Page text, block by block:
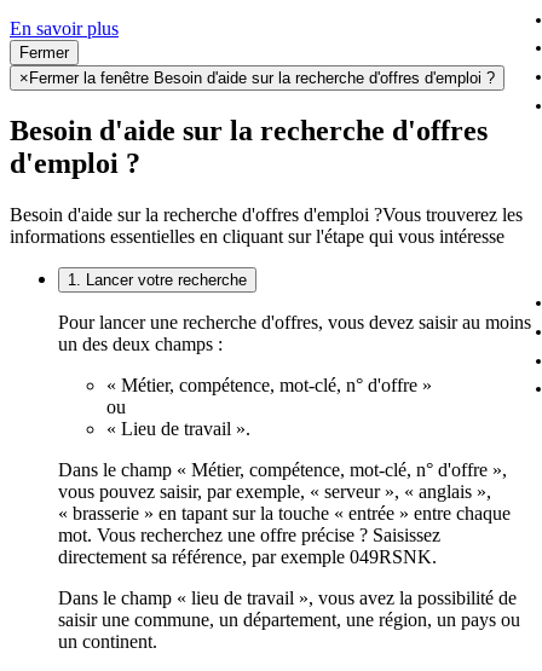
En savoir plus
Fermer
× Fermer la fenêtre Besoin d'aide sur la recherche d'offres d'emploi ?
Besoin d'aide sur la recherche d'offres
d'emploi ?
Besoin d'aide sur la recherche d'offres d'emploi ?Vous trouverez les
informations essentielles en cliquant sur l'étape qui vous intéresse
1. Lancer votre recherche
Pour lancer une recherche d'offres, vous devez saisir au moins
un des deux champs :
« Métier, compétence, mot-clé, n° d'offre »
ou
« Lieu de travail ».
Dans le champ « Métier, compétence, mot-clé, n° d'offre »,
vous pouvez saisir, par exemple, « serveur », « anglais »,
« brasserie » en tapant sur la touche « entrée » entre chaque
mot. Vous recherchez une offre précise ? Saisissez
directement sa référence, par exemple 049RSNK.
Dans le champ « lieu de travail », vous avez la possibilité de
saisir une commune, un département, une région, un pays ou
un continent.